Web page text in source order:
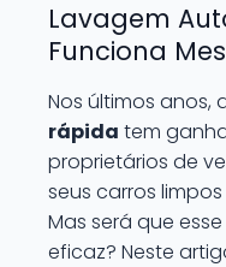
Lavagem
Funciona
Nos últimos anos,
rápida tem
proprietários de
seus carros
Mas será que
eficaz? Neste